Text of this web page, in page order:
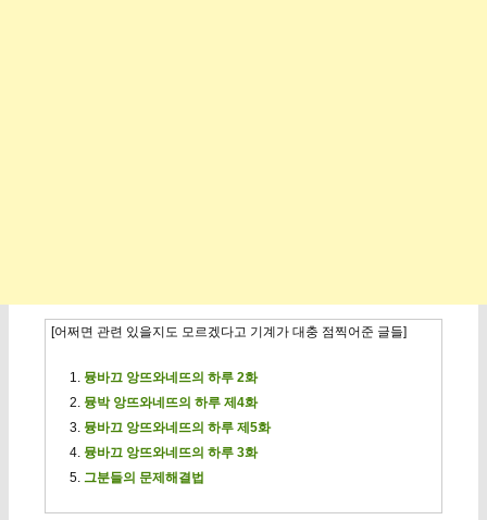
[어쩌면 관련 있을지도 모르겠다고 기계가 대충 점찍어준 글들]
뮹바끄 앙뜨와네뜨의 하루 2화
뮹박 앙뜨와네뜨의 하루 제4화
뮹바끄 앙뜨와네뜨의 하루 제5화
뮹바끄 앙뜨와네뜨의 하루 3화
그분들의 문제해결법